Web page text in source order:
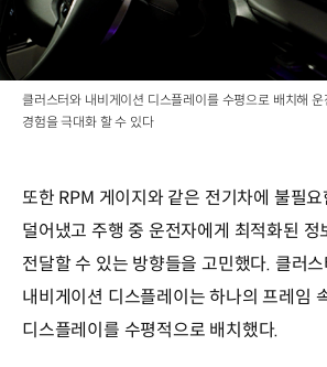
클러스터와 내비게이션 디스플레이를 수평으로 배치해 운
경험을 극대화 할 수 있다
또한 RPM 게이지와 같은 전기차에 불필
덜어냈고 주행 중 운전자에게 최적화된 정
전달할 수 있는 방향들을 고민했다. 클러
내비게이션 디스플레이는 하나의 프레임
디스플레이를 수평적으로 배치했다.